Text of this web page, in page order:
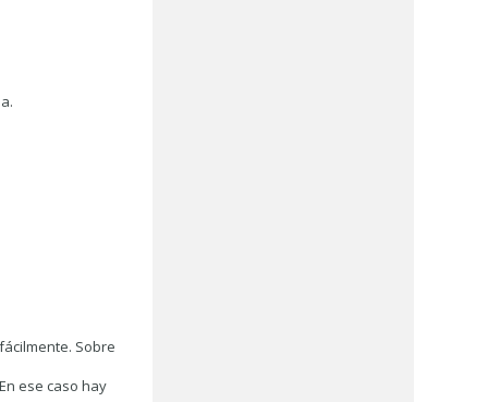
Sobre
ese caso hay